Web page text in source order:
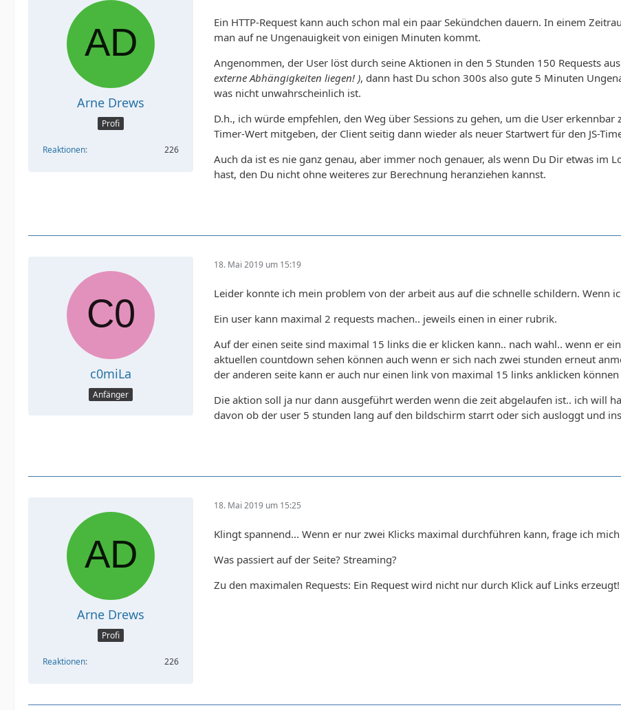
Arne Drews
Profi
Reaktionen 226
Ein HTTP-Request kann auch schon mal ein paar Sekündchen dauern. In einem
man auf ne Ungenauigkeit von einigen Minuten kommt.
Angenommen, der User löst durch seine Aktionen in den 5 Stunden 150 Requests
externe Abhängigkeiten liegen! ), dann hast Du schon 300s also gute 5 Minuten
was nicht unwahrscheinlich ist.
D.h., ich würde empfehlen, den Weg über Sessions zu gehen, um die User
Timer-Wert mitgeben, der Client seitig dann wieder als neuer Startwert für den JS-
Auch da ist es nie ganz genau, aber immer noch genauer, als wenn Du Dir etwas im
hast, den Du nicht ohne weiteres zur Berechnung heranziehen kannst.
c0miLa
Anfänger
18. Mai 2019 um 15:19
Leider konnte ich mein problem von der arbeit aus auf die schnelle schildern. Wenn
Ein user kann maximal 2 requests machen.. jeweils einen in einer rubrik.
Auf der einen seite sind maximal 15 links die er klicken kann.. nach wahl.. wenn er
aktuellen countdown sehen können auch wenn er sich nach zwei stunden erneut
der anderen seite kann er auch nur einen link von maximal 15 links anklicken können
Die aktion soll ja nur dann ausgeführt werden wenn die zeit abgelaufen ist.. ich will
davon ob der user 5 stunden lang auf den bildschirm starrt oder sich ausloggt und
Arne Drews
Profi
Reaktionen 226
18. Mai 2019 um 15:25
Klingt spannend... Wenn er nur zwei Klicks maximal durchführen kann, frage ich
Was passiert auf der Seite? Streaming?
Zu den maximalen Requests: Ein Request wird nicht nur durch Klick auf Links erzeugt!